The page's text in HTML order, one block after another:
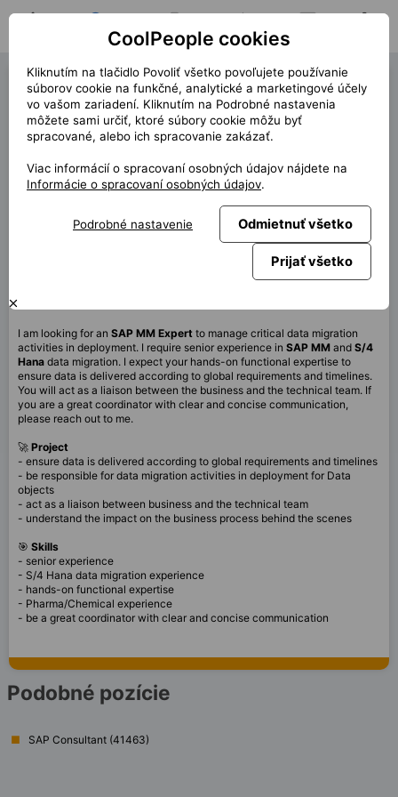
Hľadať pozíciu Moja pozícia Notifikácie
SAP MM Expert (40747)
« späť
Miesto
Start (dĺžka)
10/2025 (9m+)
Home office
100%
I am looking for an SAP MM Expert to manage critical data migration
activities in deployment. I require senior experience in SAP MM and S/4
Hana data migration. I expect your hands-on functional expertise to
ensure data is delivered according to global requirements and timelines.
You will act as a liaison between the business and the technical team. If
you are a great coordinator with clear and concise communication,
please reach out to me.
🚀 Project
- ensure data is delivered according to global requirements and timelines
- be responsible for data migration activities in deployment for Data
objects
- act as a liaison between business and the technical team
- understand the impact on the business process behind the scenes
🎯 Skills
- senior experience
- S/4 Hana data migration experience
- hands-on functional expertise
- Pharma/Chemical experience
- be a great coordinator with clear and concise communication
Podobné pozície
SAP Consultant (41463)
CoolPeople cookies
Kliknutím na tlačidlo Povoliť všetko povoľujete používanie
súborov cookie na funkčné, analytické a marketingové účely
vo vašom zariadení. Kliknutím na Podrobné nastavenia
môžete sami určiť, ktoré súbory cookie môžu byť
spracované, alebo ich spracovanie zakázať.
Viac informácií o spracovaní osobných údajov nájdete na
Informácie o spracovaní osobných údajov.
Podrobné nastavenie Odmietnuť všetko
Prijať všetko